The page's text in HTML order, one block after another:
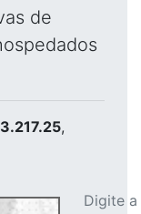
de
,
Digite